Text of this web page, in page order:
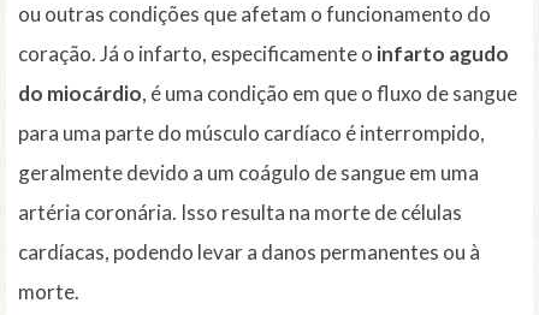
ou outras condições que afetam o funcionamento do
coração. Já o infarto, especificamente o infarto agudo
do miocárdio, é uma condição em que o fluxo de sangue
para uma parte do músculo cardíaco é interrompido,
geralmente devido a um coágulo de sangue em uma
artéria coronária. Isso resulta na morte de células
cardíacas, podendo levar a danos permanentes ou à
morte.